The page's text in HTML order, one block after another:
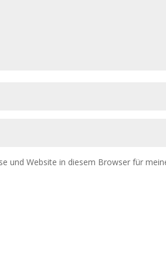
und Website in diesem Browser für